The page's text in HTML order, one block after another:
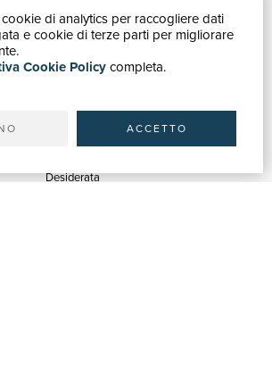
di analytics per raccogliere dati
e cookie di terze parti per migliorare
Cookie Policycompleta.
ACCETTO
GUIDA ACQUISTI
Catalogo
Ricerca avanzata
Spedizioni
Desiderata